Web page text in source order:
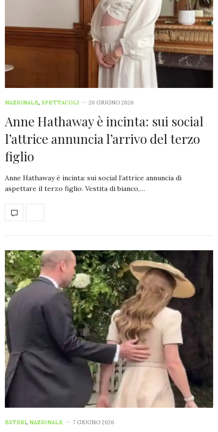
NAZIONALE, SPETTACOLI 20 GIUGNO 2026
Anne Hathaway è incinta: sui social
l’attrice annuncia l’arrivo del terzo
figlio
Anne Hathaway è incinta: sui social l’attrice annuncia di
aspettare il terzo figlio. Vestita di bianco,…
ESTERI, NAZIONALE 7 GIUGNO 2026